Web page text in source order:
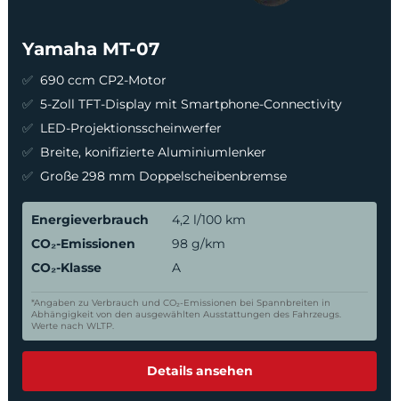
Yamaha MT-07
690 ccm CP2-Motor
5-Zoll TFT-Display mit Smartphone-Connectivity
LED-Projektionsscheinwerfer
Breite, konifizierte Aluminiumlenker
Große 298 mm Doppelscheibenbremse
Energieverbrauch
4,2 l/100 km
CO₂-Emissionen
98 g/km
CO₂-Klasse
A
*Angaben zu Verbrauch und CO₂-Emissionen bei Spannbreiten in
Abhängigkeit von den ausgewählten Ausstattungen des Fahrzeugs.
Werte nach WLTP.
Details ansehen